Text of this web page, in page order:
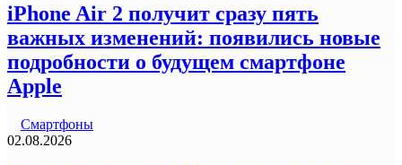
iPhone Air 2 получит сразу пять
важных изменений: появились новые
подробности о будущем смартфоне
Apple
Смартфоны
02.08.2026